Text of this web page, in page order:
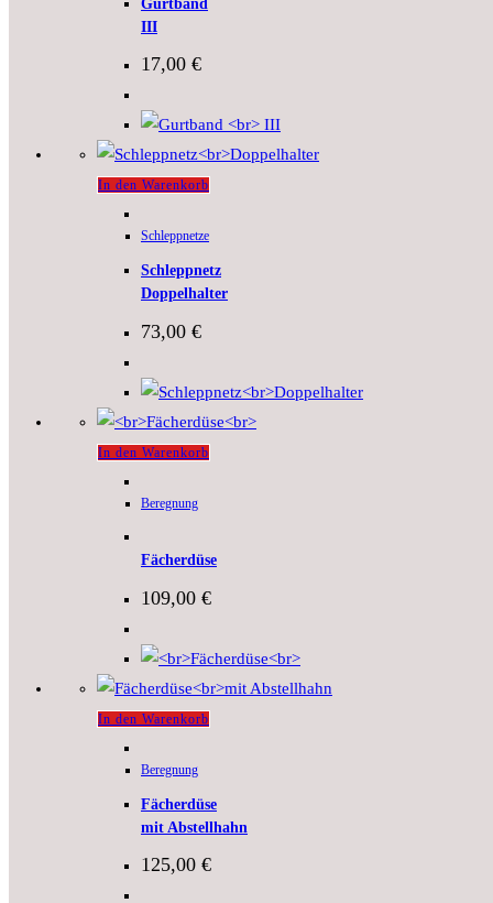
Gurtband
III
17,00 €
In den Warenkorb
Schleppnetze
Schleppnetz
Doppelhalter
73,00 €
In den Warenkorb
Beregnung
Fächerdüse
109,00 €
In den Warenkorb
Beregnung
Fächerdüse
mit Abstellhahn
125,00 €